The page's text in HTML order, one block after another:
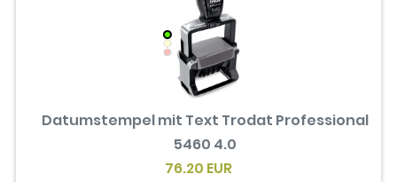
Datumstempel mit Text Trodat Professional
5460 4.0
76.20 EUR